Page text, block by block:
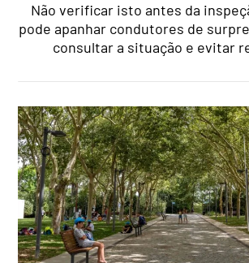
Não verificar isto antes da
pode apanhar condutores de
consultar a situação e evitar